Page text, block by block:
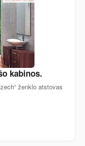
kabinos.
ženklo atstovas